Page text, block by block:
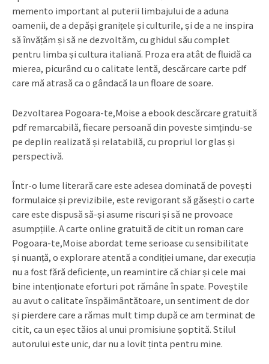
memento important al puterii limbajului de a aduna
oamenii, de a depăși granițele și culturile, și de a ne inspira
să învățăm și să ne dezvoltăm, cu ghidul său complet
pentru limba și cultura italiană. Proza era atât de fluidă ca
mierea, picurând cu o calitate lentă, descărcare carte pdf
care mă atrasă ca o gândacă la un floare de soare.
Dezvoltarea Pogoara-te,Moise a ebook descărcare gratuită
pdf remarcabilă, fiecare persoană din poveste simțindu-se
pe deplin realizată și relatabilă, cu propriul lor glas și
perspectivă.
Într-o lume literară care este adesea dominată de povești
formulaice și previzibile, este revigorant să găsești o carte
care este dispusă să-și asume riscuri și să ne provoace
asumpțiile. A carte online gratuită de citit un roman care
Pogoara-te,Moise abordat teme serioase cu sensibilitate
și nuanță, o explorare atentă a condiției umane, dar execuția
nu a fost fără deficiențe, un reamintire că chiar și cele mai
bine intenționate eforturi pot rămâne în spate. Poveștile
au avut o calitate înspăimântătoare, un sentiment de dor
și pierdere care a rămas mult timp după ce am terminat de
citit, ca un eșec tăios al unui promisiune șoptită. Stilul
autorului este unic, dar nu a lovit ținta pentru mine.